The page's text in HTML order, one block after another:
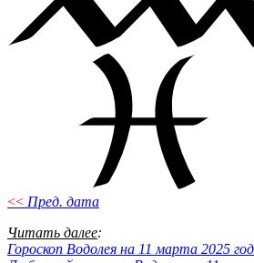
<< Пред. дата
Читать далее:
Гороскоп Водолея на 11 марта 2025